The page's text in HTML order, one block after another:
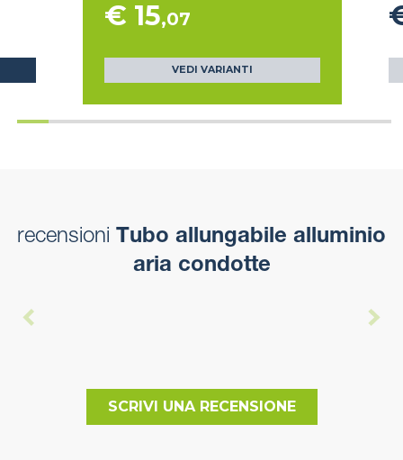
€ 15,07
VEDI VARIANTI
recensioni Tubo allungabile alluminio
aria condotte
SCRIVI UNA RECENSIONE